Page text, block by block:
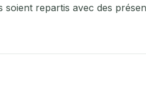
soient repartis avec des